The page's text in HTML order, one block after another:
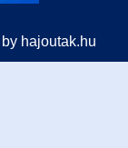
hajoutak.hu